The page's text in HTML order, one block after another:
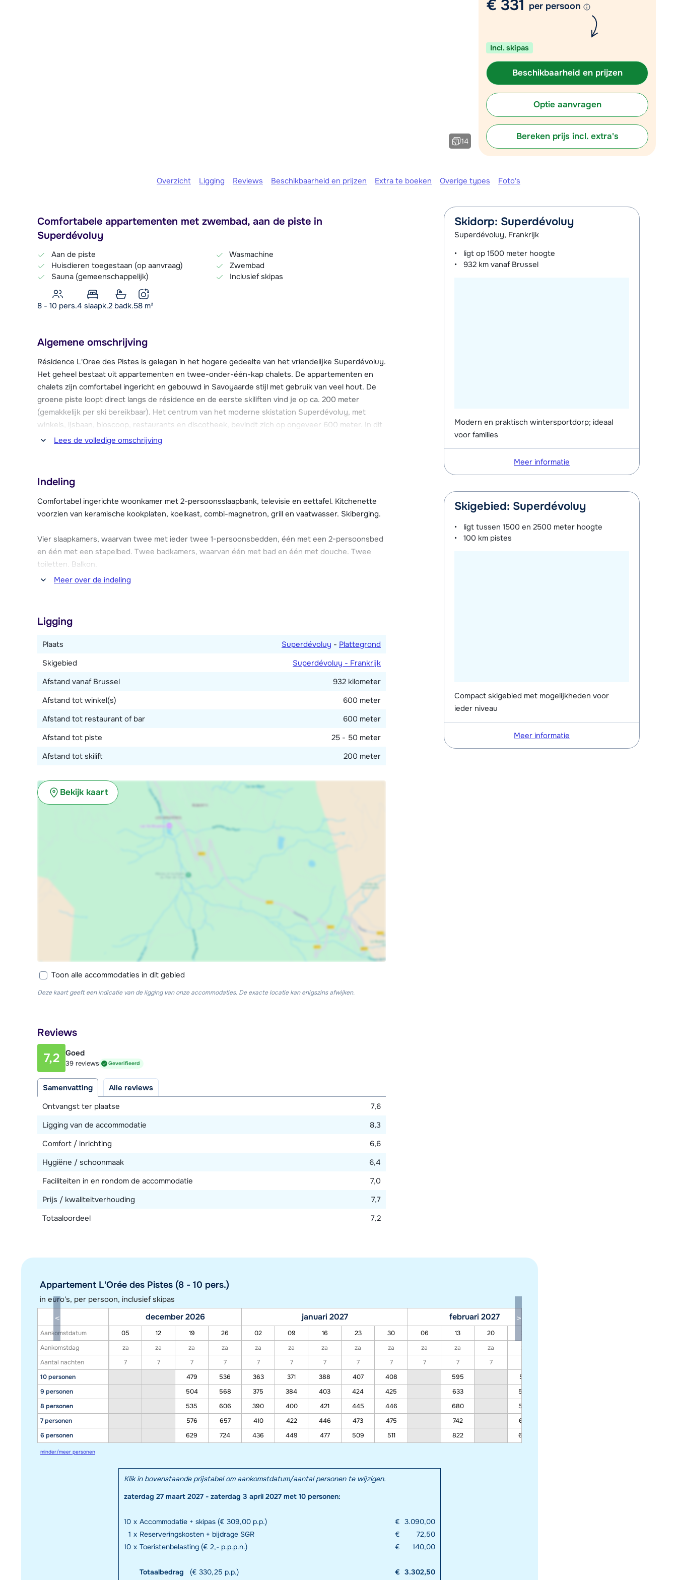
Plan een terugbelverzoek
Chat met wintersportspecialist
Bel ons via 03 3037838
14
€ 331 per persoon
Incl. skipas
Beschikbaarheid en prijzen
Optie aanvragen
Bereken prijs incl. extra's
Overzicht Ligging Reviews Beschikbaarheid en prijzen Extra te boeken Overige types Foto's
Comfortabele appartementen met zwembad, aan de piste in
Superdévoluy
Aan de piste
Huisdieren toegestaan (op aanvraag)
Sauna (gemeenschappelijk)
Wasmachine
Zwembad
Inclusief skipas
8 - 10 pers.4 slaapk.2 badk.58 m²
Algemene omschrijving
Résidence L'Oree des Pistes is gelegen in het hogere gedeelte van het vriendelijke Superdévoluy.
Het geheel bestaat uit appartementen en twee-onder-één-kap chalets. De appartementen en
chalets zijn comfortabel ingericht en gebouwd in Savoyaarde stijl met gebruik van veel hout. De
groene piste loopt direct langs de résidence en de eerste skiliften vind je op ca. 200 meter
(gemakkelijk per ski bereikbaar). Het centrum van het moderne skistation Superdévoluy, met
winkels, ijsbaan, bioscoop, restaurants en discotheek, bevindt zich op ongeveer 600 meter. In dit
centrum vind je ook de skischool en de kinderopvang voor de allerkleinsten.
een wasserette en gratis overdekte parkeergelegenheid (één parkeerplaats per
appartement/chalet). Verder heeft ieder appartement/chalet een eigen skilocker tot zijn
beschikking.
Lees de volledige omschrijving
Indeling
Comfortabel ingerichte woonkamer met 2-persoonsslaapbank, televisie en eettafel. Kitchenette
voorzien van keramische kookplaten, koelkast, combi-magnetron, grill en vaatwasser. Skiberging.
Vier slaapkamers, waarvan twee met ieder twee 1-persoonsbedden, één met een 2-persoonsbed
en één met een stapelbed. Twee badkamers, waarvan één met bad en één met douche. Twee
toiletten. Balkon.
Meer over de indeling
Ligging
Plaats Superdévoluy - Plattegrond
Skigebied
Superdévoluy - Frankrijk
Afstand vanaf Brussel
932 kilometer
Afstand tot winkel(s)
600 meter
Afstand tot restaurant of bar
600 meter
Afstand tot piste
25 - 50 meter
Afstand tot skilift
200 meter
Bekijk kaart
Toon alle accommodaties in dit gebied
Deze kaart geeft een indicatie van de ligging van onze accommodaties. De exacte locatie kan enigszins afwijken.
Reviews
7,2 Goed
39 reviews Geverifieerd
Samenvatting
Alle reviews
Ontvangst ter plaatse
7,6
Ligging van de accommodatie
8,3
Comfort / inrichting
6,6
Hygiëne / schoonmaak
6,4
Faciliteiten in en rondom de accommodatie
7,0
Prijs / kwaliteitverhouding
7,7
Totaaloordeel
7,2
Appartement L'Orée des Pistes (8 - 10 pers.)
in euro's, per persoon, inclusief skipas
Aankomstdatum
Aankomstdag
Aantal nachten
10 personen
9 personen
8 personen
7 personen
6 personen
december 2026 januari 2027 februari 2027
05 12 19 26 02 09 16 23 30 06 13 20 27
za
za za za za za za za za za za za za
7
7 7 7 7 7 7 7 7 7 7 7
479
536 363 371 388 407 408 595 501
504
568 375 384 403 424 425 633 529
535
606 390 400 421 445 446 680 563
576
657 410 422 446 473 475 742 607
629
724 436 449 477 509 511 822 666
minder/meer personen
Klik in bovenstaande prijstabel om aankomstdatum/aantal personen te wijzigen.
zaterdag 27 maart 2027 - zaterdag 3 april 2027 met 10 personen:
10 x Accommodatie + skipas (€ 309,00 p.p.) € 3.090,00
1 x Reserveringskosten + bijdrage SGR €
72,50
10 x Toeristenbelasting (€ 2,- p.p.p.n.) € 140,00
Totaalbedrag (€ 330,25 p.p.) € 3.302,50
Skidorp: Superdévoluy
Superdévoluy, Frankrijk
ligt op1500 meter hoogte
932 km vanaf Brussel
Modern en praktisch wintersportdorp; ideaal
voor families
Meer informatie
Skigebied: Superdévoluy
ligt tussen1500 en 2500 meter hoogte
100 km pistes
Compact skigebied met mogelijkheden voor
ieder niveau
Meer informatie